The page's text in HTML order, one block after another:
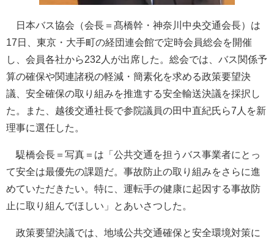
日本バス協会（会長＝髙橋幹・神奈川中央交通会長）は
17日、東京・大手町の経団連会館で定時会員総会を開催
し、会員各社から232人が出席した。総会では、バス関係予
算の確保や関連諸税の軽減・簡素化を求める政策要望決
議、安全確保の取り組みを推進する安全輸送決議を採択し
た。また、越後交通社長で参院議員の田中直紀氏ら7人を新
理事に選任した。
騠橋会長＝写真＝は「公共交通を担うバス事業者にとっ
て安全は最優先の課題だ。事故防止の取り組みをさらに進
めていただきたい。特に、運転手の健康に起因する事故防
止に取り組んでほしい」とあいさつした。
政策要望決議では、地域公共交通確保と安全環境対策に